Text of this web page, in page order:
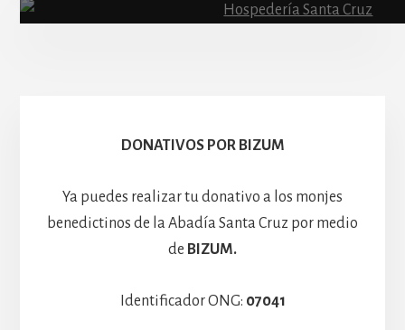
Hospedería
DONATIVOS POR BIZUM
Ya puedes realizar tu donativo a los monjes
benedictinos de la Abadía Santa Cruz por medio
de BIZUM.
Identificador ONG: 07041